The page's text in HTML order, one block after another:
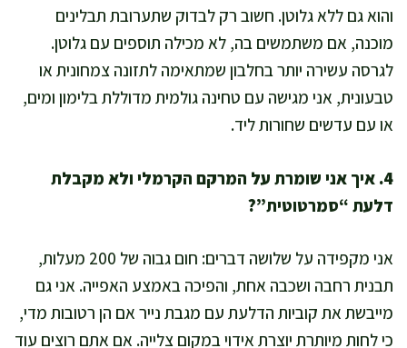
והוא גם ללא גלוטן. חשוב רק לבדוק שתערובת תבלינים
מוכנה, אם משתמשים בה, לא מכילה תוספים עם גלוטן.
לגרסה עשירה יותר בחלבון שמתאימה לתזונה צמחונית או
טבעונית, אני מגישה עם טחינה גולמית מדוללת בלימון ומים,
או עם עדשים שחורות ליד.
4. איך אני שומרת על המרקם הקרמלי ולא מקבלת
דלעת “סמרטוטית”?
אני מקפידה על שלושה דברים: חום גבוה של 200 מעלות,
תבנית רחבה ושכבה אחת, והפיכה באמצע האפייה. אני גם
מייבשת את קוביות הדלעת עם מגבת נייר אם הן רטובות מדי,
כי לחות מיותרת יוצרת אידוי במקום צלייה. אם אתם רוצים עוד